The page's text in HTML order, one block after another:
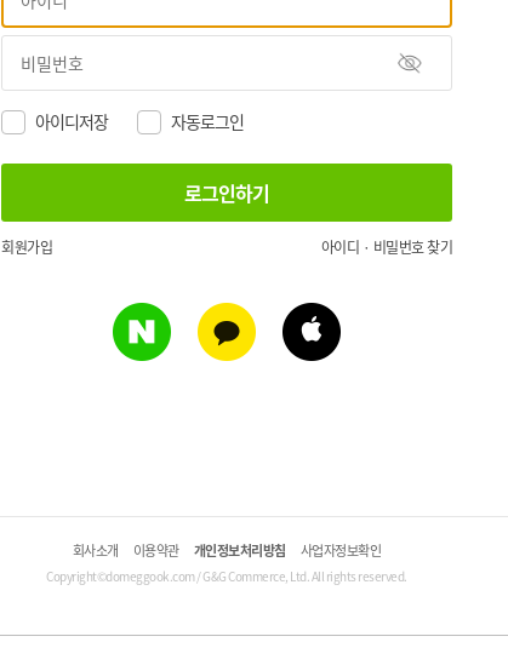
아이디저장 자동로그인
회원가입 아이디 · 비밀번호 찾기
회사소개 이용약관 개인정보처리방침 사업자정보확인
Copyright©domeggook.com / G&G Commerce, Ltd. All rights reserved.